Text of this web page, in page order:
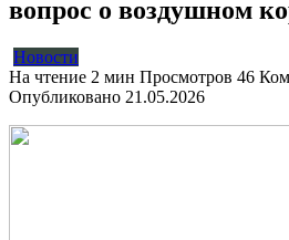
вопрос о воздушном
Новости
На чтение 2 мин Просмотров 46
Опубликовано 21.05.2026